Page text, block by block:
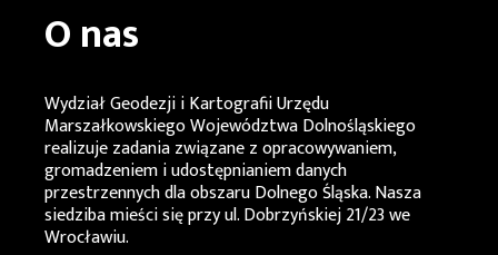
O nas
Wydział Geodezji i Kartografii Urzędu
Marszałkowskiego Województwa Dolnośląskiego
realizuje zadania związane z opracowywaniem,
gromadzeniem i udostępnianiem danych
przestrzennych dla obszaru Dolnego Śląska. Nasza
siedziba mieści się przy ul. Dobrzyńskiej 21/23 we
Wrocławiu.